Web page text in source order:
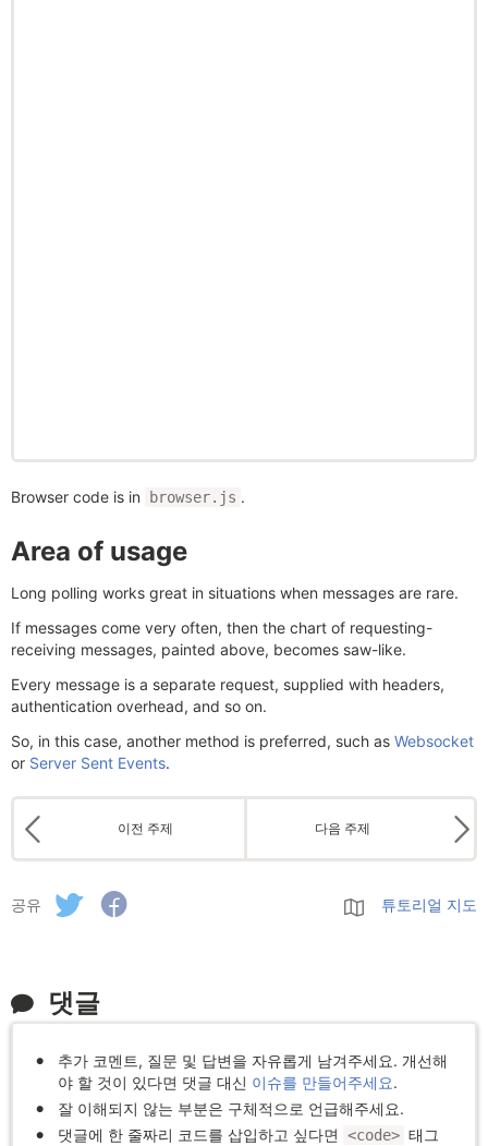
Browser code is in browser.js .
Area of usage
Long polling works great in situations when messages are rare.
If messages come very often, then the chart of requesting-
receiving messages, painted above, becomes saw-like.
Every message is a separate request, supplied with headers,
authentication overhead, and so on.
So, in this case, another method is preferred, such as Websocket
or Server Sent Events.
이전 주제 다음 주제
공유 튜토리얼 지도
댓글
추가 코멘트, 질문 및 답변을 자유롭게 남겨주세요. 개선해
야 할 것이 있다면 댓글 대신 이슈를 만들어주세요.
잘 이해되지 않는 부분은 구체적으로 언급해주세요.
댓글에 한 줄짜리 코드를 삽입하고 싶다면
<code> 태그